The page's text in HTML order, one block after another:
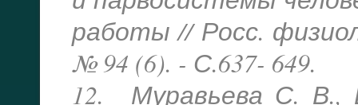
работы // Росс.
№ 94 (6). - С.637- 649.
12. Муравьева С.